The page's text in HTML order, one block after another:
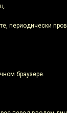
периодически
браузере.